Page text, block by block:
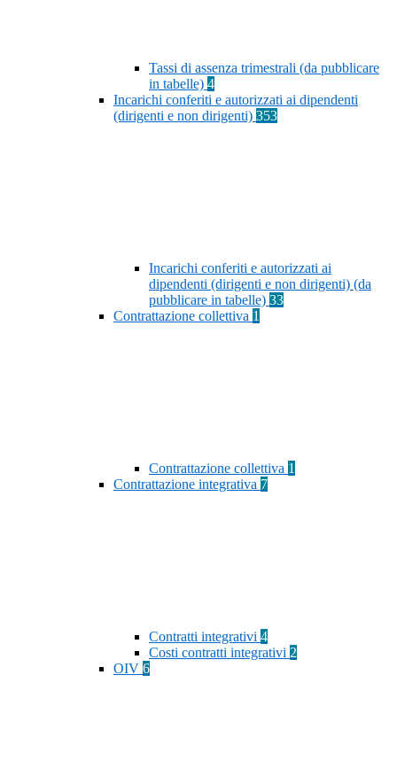
Tassi di assenza trimestrali (da pubblicare
in tabelle) 4
Incarichi conferiti e autorizzati ai dipendenti
(dirigenti e non dirigenti) 353
Incarichi conferiti e autorizzati ai
dipendenti (dirigenti e non dirigenti) (da
pubblicare in tabelle) 33
Contrattazione collettiva 1
Contrattazione collettiva 1
Contrattazione integrativa 7
Contratti integrativi 4
Costi contratti integrativi 2
OIV 6